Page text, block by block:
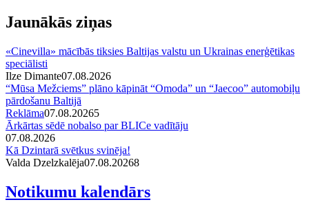
Jaunākās ziņas
«Cinevilla» mācībās tiksies Baltijas valstu un Ukrainas enerģētikas
speciālisti
Ilze Dimante07.08.2026
“Mūsa Mežciems” plāno kāpināt “Omoda” un “Jaecoo” automobiļu
pārdošanu Baltijā
Reklāma07.08.20265
Ārkārtas sēdē nobalso par BLICe vadītāju
07.08.2026
Kā Dzintarā svētkus svinēja!
Valda Dzelzkalēja07.08.20268
Notikumu kalendārs